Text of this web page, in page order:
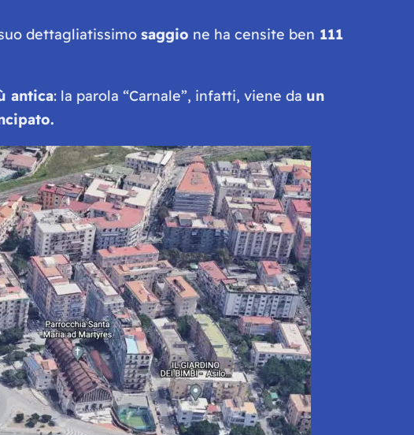
dettagliatissimo saggio ne ha censite ben 111
antica: la parola “Carnale”, infatti, viene da un